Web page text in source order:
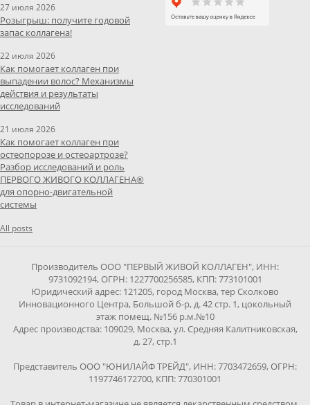
27 июля 2026
Розыгрыш: получите годовой
запас коллагена!
22 июля 2026
Как помогает коллаген при
выпадении волос? Механизмы
действия и результаты
исследований
21 июля 2026
Как помогает коллаген при
остеопорозе и остеоартрозе?
Разбор исследований и роль
ПЕРВОГО ЖИВОГО КОЛЛАГЕНА®
для опорно-двигательной
системы
All posts
Производитель ООО "ПЕРВЫЙ ЖИВОЙ КОЛЛАГЕН", ИНН:
9731092194, ОГРН: 1227700256585, КПП: 773101001
Юридический адрес: 121205, город Москва, тер Сколково
Инновационного Центра, Большой б-р, д. 42 стр. 1, цокольный
этаж помещ. №156 р.м.№10
Адрес производства: 109029, Москва, ул. Средняя Калитниковская,
д. 27, стр.1
Представитель ООО "ЮНИЛАЙФ ТРЕЙД", ИНН: 7703472659, ОГРН:
1197746172700, КПП: 770301001